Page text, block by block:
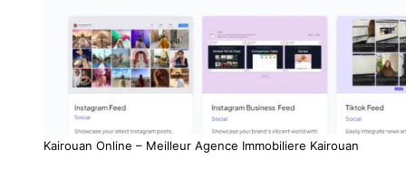
Kairouan Online – Meilleur Agence Immobiliere Kairouan